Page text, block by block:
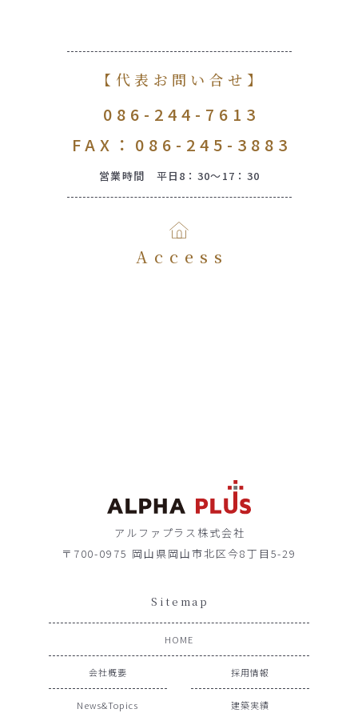
【代表お問い合せ】
086-244-7613
FAX：086-245-3883
営業時間 平日8：30～17：30
Access
アルファプラス株式会社
〒700-0975 岡山県岡山市北区今8丁目5-29
Sitemap
HOME
会社概要 採用情報
News&Topics 建築実績